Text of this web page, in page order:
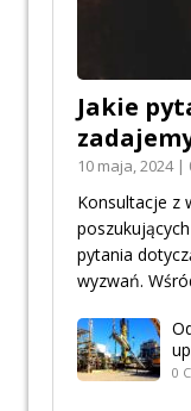
Jakie
10 maja, 2024 |
Konsultacje z
pytania
wyzwań.
0